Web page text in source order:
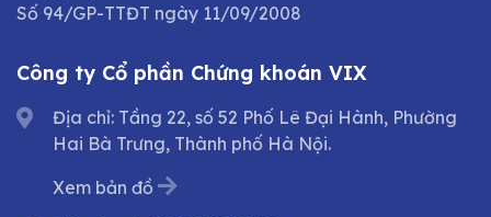
Số 94/GP-TTĐT ngày 11/09/2008
Công ty Cổ phần Chứng khoán VIX
Địa chỉ: Tầng 22, số 52 Phố Lê Đại Hành, Phường
Hai Bà Trưng, Thành phố Hà Nội.
Xem bản đồ